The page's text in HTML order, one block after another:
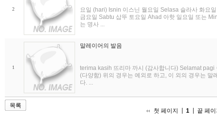
2
요일 (hari) Isnin 이스닌 월요일 Selasa 슬라사 화요
금요일 Sabtu 삽뚜 토요일 Ahad 아핫 일요일 또는
는 명사 ...
1
말레이어의 발음
terima kasih 뜨리마 까시 (감사합니다) Selamat
(다양함) 위의 경우는 예외로 하고, 이 외의 경우는
다. ...
목록
첫 페이지 1 끝 페